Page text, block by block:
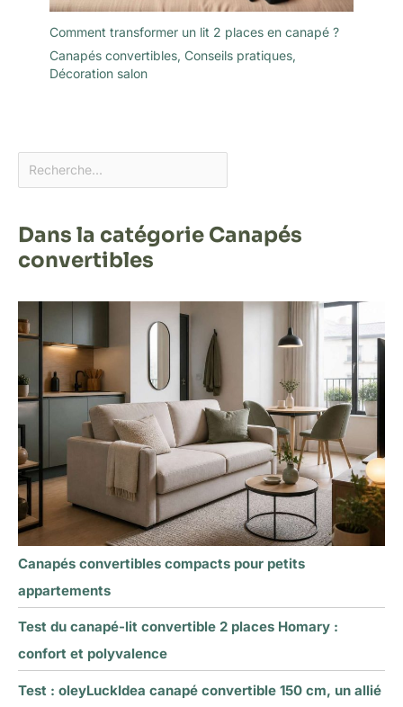
Comment transformer un lit 2 places en canapé ?
Canapés convertibles, Conseils pratiques,
Décoration salon
Dans la catégorie Canapés
convertibles
Canapés convertibles compacts pour petits
appartements
Test du canapé-lit convertible 2 places Homary :
confort et polyvalence
Test : oleyLuckIdea canapé convertible 150 cm, un allié